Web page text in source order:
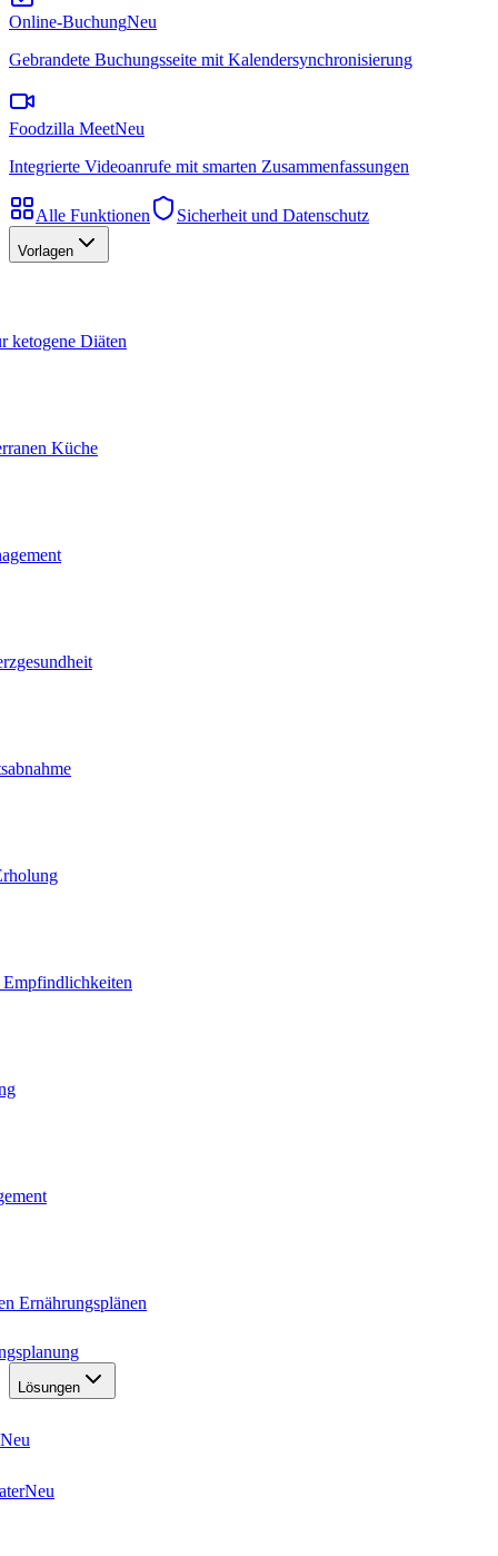
Online-BuchungNeu
Gebrandete Buchungsseite mit Kalendersynchronisierung
Foodzilla MeetNeu
Integrierte Videoanrufe mit smarten Zusammenfassungen
Alle Funktionen Sicherheit und Datenschutz
Vorlagen
ketogene Diäten
Küche
Ernährungsplänen
Lösungen
Neu
Neu